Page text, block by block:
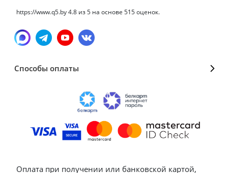
https://www.q5.by4.8 из5 на основе 515оценок.
Способы оплаты
Оплата при получении или банковской картой,